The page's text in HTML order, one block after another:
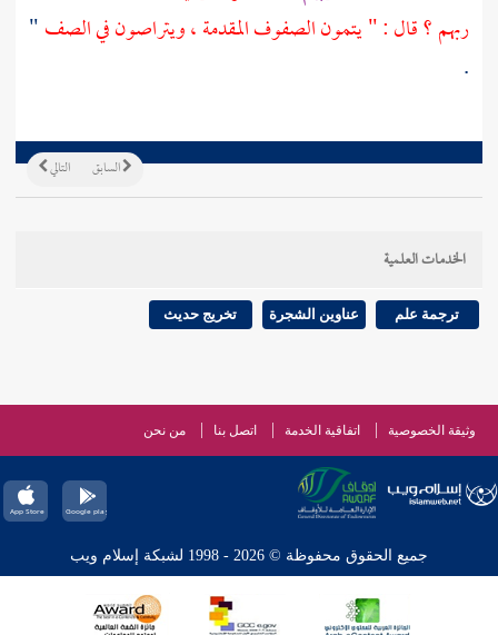
ربهم ؟ قال : " يتمون الصفوف المقدمة ، ويتراصون في الصف"
.
التالي السابق
الخدمات العلمية
ترجمة علم عناوين الشجرة تخريج حديث
وثيقة الخصوصية اتفاقية الخدمة اتصل بنا من نحن
جميع الحقوق محفوظة © 2026 - 1998 لشبكة إسلام ويب